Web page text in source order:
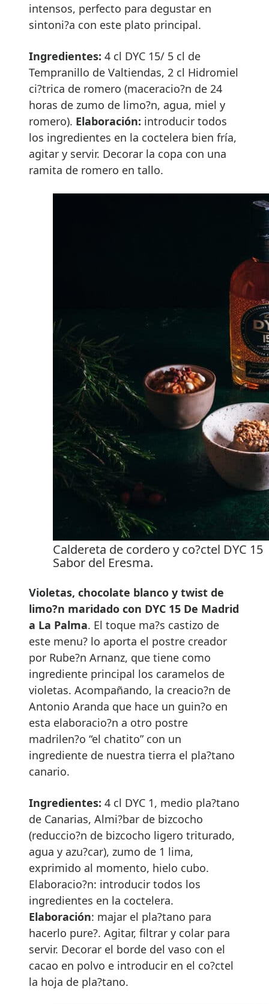
intensos, perfecto para degustar en
sintoni?a con este plato principal.
Ingredientes: 4 cl DYC 15/ 5 cl de
Tempranillo de Valtiendas, 2 cl Hidromiel
ci?trica de romero (maceracio?n de 24
horas de zumo de limo?n, agua, miel y
romero). Elaboración: introducir todos
los ingredientes en la coctelera bien fría,
agitar y servir. Decorar la copa con una
ramita de romero en tallo.
Caldereta de cordero y co?ctel DYC 15
Sabor del Eresma.
Violetas, chocolate blanco y twist de
limo?n maridado con DYC 15 De Madrid
a La Palma. El toque ma?s castizo de
este menu? lo aporta el postre creador
por Rube?n Arnanz, que tiene como
ingrediente principal los caramelos de
violetas. Acompañando, la creacio?n de
Antonio Aranda que hace un guin?o en
esta elaboracio?n a otro postre
madrilen?o “el chatito” con un
ingrediente de nuestra tierra el pla?tano
canario.
Ingredientes: 4 cl DYC 1, medio pla?tano
de Canarias, Almi?bar de bizcocho
(reduccio?n de bizcocho ligero triturado,
agua y azu?car), zumo de 1 lima,
exprimido al momento, hielo cubo.
Elaboracio?n: introducir todos los
ingredientes en la coctelera.
Elaboración: majar el pla?tano para
hacerlo pure?. Agitar, filtrar y colar para
servir. Decorar el borde del vaso con el
cacao en polvo e introducir en el co?ctel
la hoja de pla?tano.